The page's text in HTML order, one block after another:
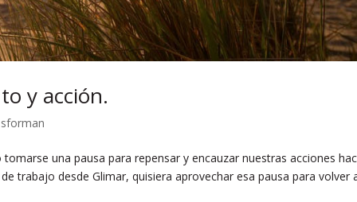
y acción.
una pausa para repensar y encauzar nuestras acciones
trabajo desde Glimar, quisiera aprovechar esa pausa para volver